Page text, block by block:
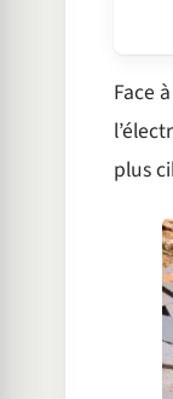
Face
plus